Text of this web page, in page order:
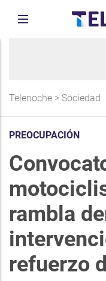
Telenoche > Sociedad
PREOCUPACIÓN
rambla
refuerzo